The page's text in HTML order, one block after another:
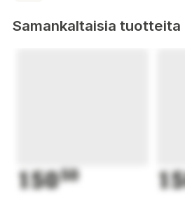
Samankaltaisia tuotteita
15050